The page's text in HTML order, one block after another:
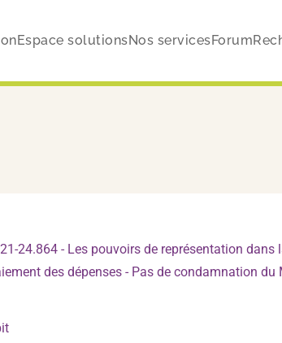
Espace solutionsNos servicesForum
24.864 - Les pouvoirs de représentation dans
des dépenses - Pas de condamnation du